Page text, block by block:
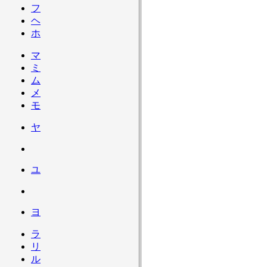
フ
ヘ
ホ
マ
ミ
ム
メ
モ
ヤ
ユ
ヨ
ラ
リ
ル